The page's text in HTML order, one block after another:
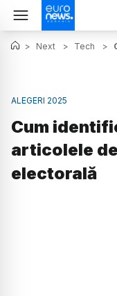
> Next > Tech >
ALEGERI 2025
Cum
articolele
electorală